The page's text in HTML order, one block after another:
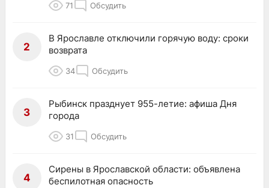
71 Обсудить
2
В Ярославле отключили горячую воду: сроки
возврата
34 Обсудить
3
Рыбинск празднует 955-летие: афиша Дня
города
31 Обсудить
4
Сирены в Ярославской области: объявлена
беспилотная опасность